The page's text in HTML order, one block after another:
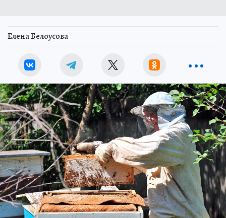
Елена Белоусова